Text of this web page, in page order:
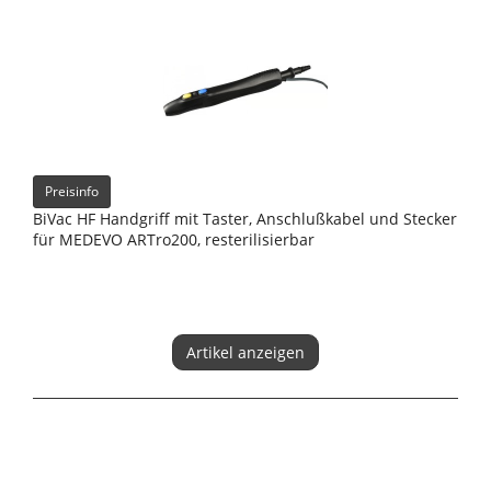
Preisinfo
BiVac HF Handgriff mit Taster, Anschlußkabel und Stecker
für MEDEVO ARTro200, resterilisierbar
Artikel anzeigen